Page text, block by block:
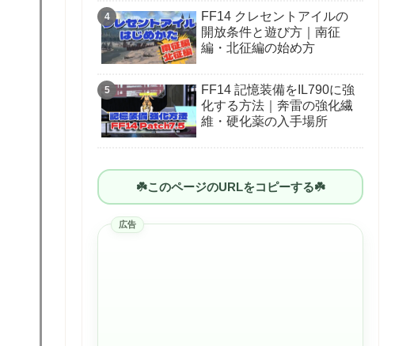
FF14 クレセントアイルの
開放条件と遊び方｜南征
編・北征編の始め方
FF14 記憶装備をIL790に強
化する方法｜奔雷の強化繊
維・硬化薬の入手場所
☘️このページのURLをコピーする☘️
広告